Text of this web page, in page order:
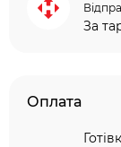
За
Оплата